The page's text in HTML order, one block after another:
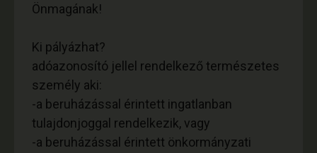
Önmagának!
Ki pályázhat?
adóazonosító jellel rendelkező természetes
személy aki:
-a beruházással érintett ingatlanban
tulajdonjoggal rendelkezik, vagy
-a beruházással érintett önkormányzati